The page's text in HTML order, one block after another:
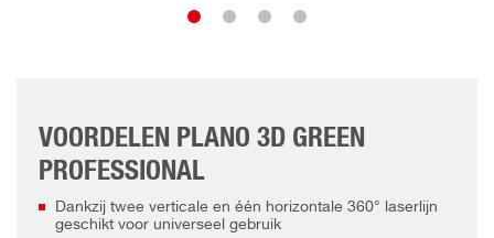
VOORDELEN PLANO 3D GREEN
PROFESSIONAL
Dankzij twee verticale en één horizontale 360° laserlijn
geschikt voor universeel gebruik